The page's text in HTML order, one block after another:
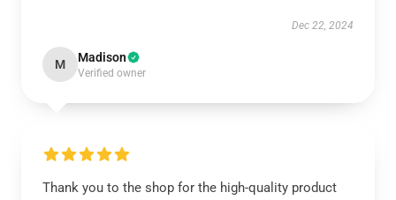
Dec 22, 2024
M Madison
Verified owner
Thank you to the shop for the high-quality product